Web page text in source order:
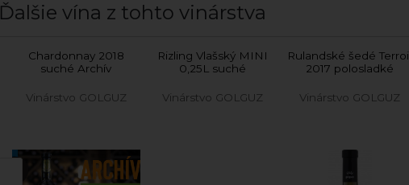
Ďalšie vína z tohto vinárstva
Chardonnay 2018
suché Archív
Vinárstvo GOLGUZ
Rizling Vlašský MINI
0,25L suché
Vinárstvo GOLGUZ
Rulandské šedé
2017 polosladké
Vinárstvo GOLGUZ